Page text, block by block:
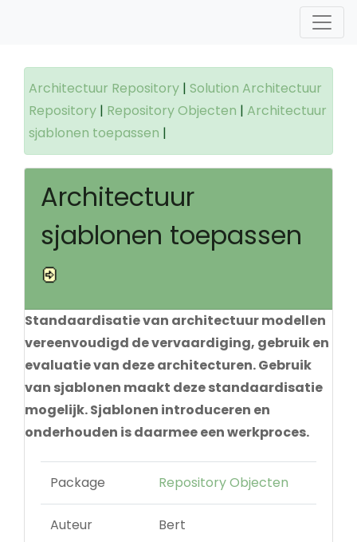
Architectuur Repository | Solution Architectuur
Repository | Repository Objecten | Architectuur
sjablonen toepassen |
Architectuur
sjablonen toepassen
Standaardisatie van architectuur modellen
vereenvoudigd de vervaardiging, gebruik en
evaluatie van deze architecturen. Gebruik
van sjablonen maakt deze standaardisatie
mogelijk. Sjablonen introduceren en
onderhouden is daarmee een werkproces.
Package Repository Objecten
Auteur Bert